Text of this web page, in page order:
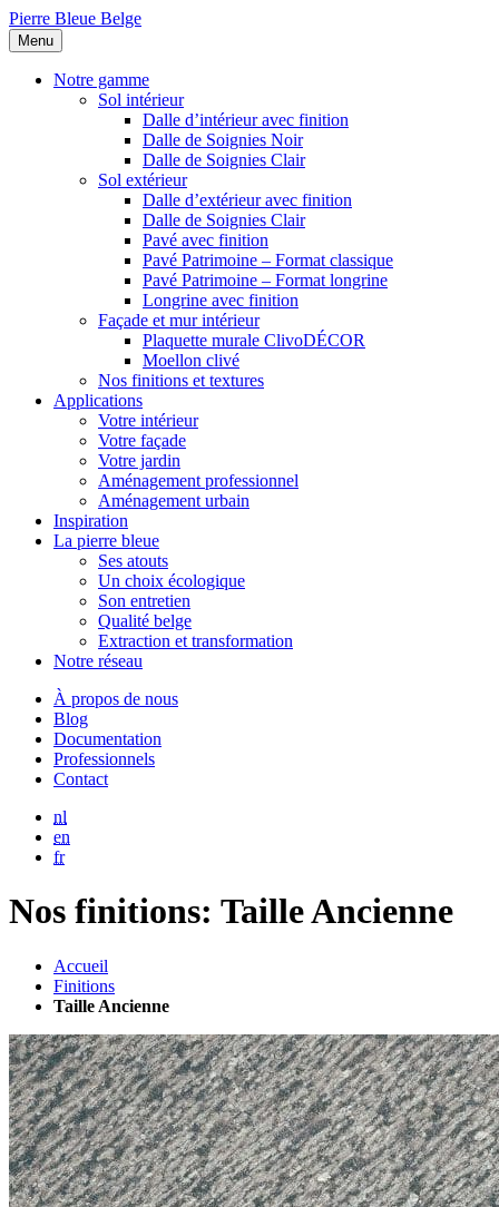
Pierre Bleue Belge
Menu
Notre gamme
Sol intérieur
Dalle d’intérieur avec finition
Dalle de Soignies Noir
Dalle de Soignies Clair
Sol extérieur
Dalle d’extérieur avec finition
Dalle de Soignies Clair
Pavé avec finition
Pavé Patrimoine – Format classique
Pavé Patrimoine – Format longrine
Longrine avec finition
Façade et mur intérieur
Plaquette murale ClivoDÉCOR
Moellon clivé
Nos finitions et textures
Applications
Votre intérieur
Votre façade
Votre jardin
Aménagement professionnel
Aménagement urbain
Inspiration
La pierre bleue
Ses atouts
Un choix écologique
Son entretien
Qualité belge
Extraction et transformation
Notre réseau
À propos de nous
Blog
Documentation
Professionnels
Contact
nl
en
fr
Nos finitions: Taille Ancienne
Accueil
Finitions
Taille Ancienne